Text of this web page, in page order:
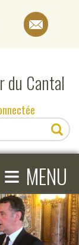
du Cantal
≡ MENU